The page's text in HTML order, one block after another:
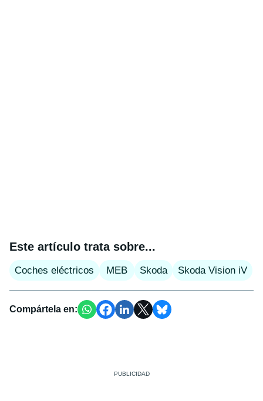
Este artículo trata sobre...
Coches eléctricos MEB Skoda Skoda Vision iV
Compártela en: